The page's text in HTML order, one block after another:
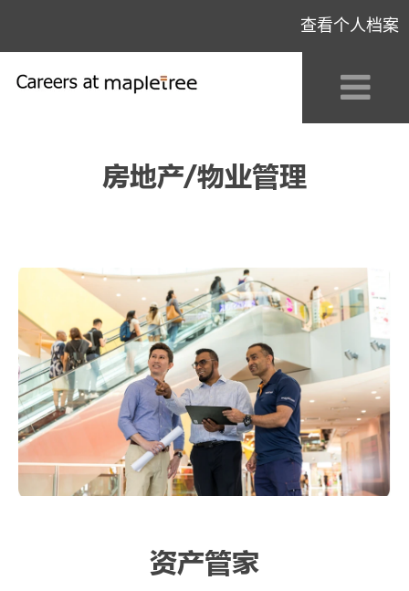
查看个人档案
房地产/物业管理
资产管家